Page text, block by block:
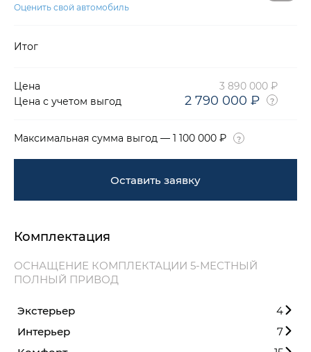
Оценить свой автомобиль
Итог
Цена
3 890 000 ₽
Цена с учетом выгод
2 790 000 ₽
Максимальная сумма выгод — 1 100 000 ₽
Оставить заявку
Комплектация
ОСНАЩЕНИЕ КОМПЛЕКТАЦИИ 5-МЕСТНЫЙ
ПОЛНЫЙ ПРИВОД
Экстерьер
4
Интерьер
7